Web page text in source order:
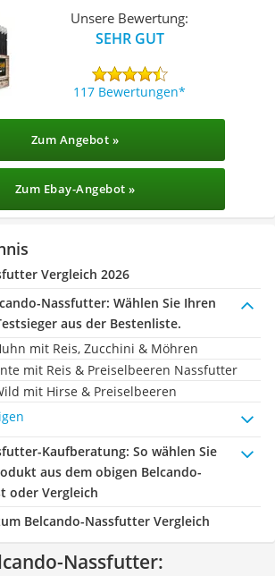
Unsere Bewertung:
SEHR GUT
117 Bewertungen
Zum Angebot »
Zum Ebay-Angebot »
Vergleich 2026
Nassfutter: Wählen Sie Ihren
aus der Bestenliste.
mit Reis, Zucchini & Möhren
mit Reis & Preiselbeeren Nassfutter
mit Hirse & Preiselbeeren
Kaufberatung: So wählen Sie
aus dem obigen Belcando-
oder Vergleich
Belcando-Nassfutter Vergleich
Nassfutter: